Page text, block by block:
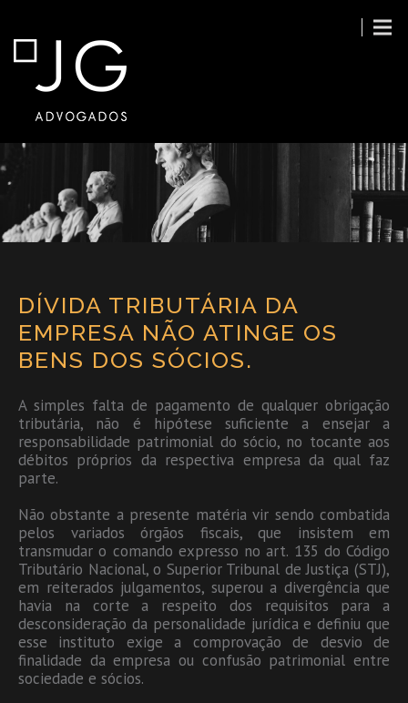
DÍVIDA TRIBUTÁRIA DA
EMPRESA NÃO ATINGE OS
BENS DOS SÓCIOS.
A simples falta de pagamento de qualquer obrigação
tributária, não é hipótese suficiente a ensejar a
responsabilidade patrimonial do sócio, no tocante aos
débitos próprios da respectiva empresa da qual faz
parte.
Não obstante a presente matéria vir sendo combatida
pelos variados órgãos fiscais, que insistem em
transmudar o comando expresso no art. 135 do Código
Tributário Nacional,o Superior Tribunal de Justiça (STJ),
em reiterados julgamentos, superou a divergência que
havia na corte a respeito dos requisitos para a
desconsideração da personalidade jurídica e definiu que
esse instituto exige a comprovação de desvio de
finalidade da empresa ou confusão patrimonial entre
sociedade e sócios.